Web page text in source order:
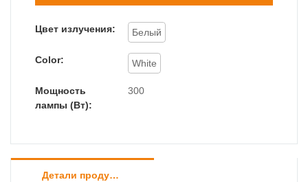
чтобы охватить области солнечных
Цвет излучения: Белый
Color: White
Мощность
лампы (Вт):
300
Детали продуктов